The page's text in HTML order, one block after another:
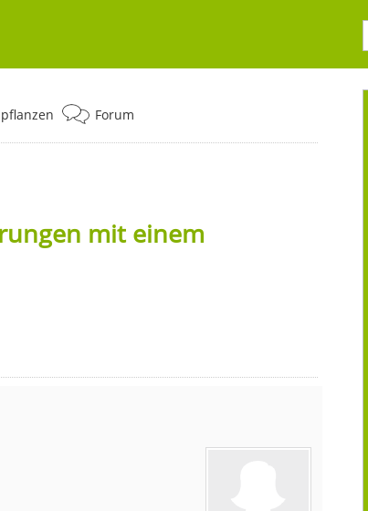
Forum
mit einem